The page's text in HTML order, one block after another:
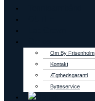
Om By Frisenholm
Kontakt
Ægthedsgaranti
Bytteservice